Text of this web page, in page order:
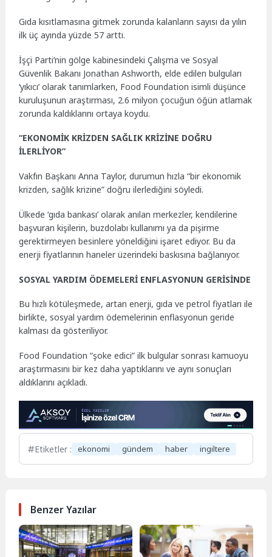
Gıda kısıtlamasına gitmek zorunda kalanların sayısı da yılın
ilk üç ayında yüzde 57 arttı.
İşçi Parti’nin gölge kabinesindeki Çalışma ve Sosyal
Güvenlik Bakanı Jonathan Ashworth, elde edilen bulguları
‘yıkıcı’ olarak tanımlarken, Food Foundation isimli düşünce
kuruluşunun araştırması, 2.6 milyon çocuğun öğün atlamak
zorunda kaldıklarını ortaya koydu.
“EKONOMİK KRİZDEN SAĞLIK KRİZİNE DOĞRU
İLERLİYOR”
Vakfın Başkanı Anna Taylor, durumun hızla “bir ekonomik
krizden, sağlık krizine” doğru ilerlediğini söyledi.
Ülkede ‘gıda bankası’ olarak anılan merkezler, kendilerine
başvuran kişilerin, buzdolabı kullanımı ya da pişirme
gerektirmeyen besinlere yöneldiğini işaret ediyor. Bu da
enerji fiyatlarının haneler üzerindeki baskısına bağlanıyor.
SOSYAL YARDIM ÖDEMELERİ ENFLASYONUN GERİSİNDE
Bu hızlı kötüleşmede, artan enerji, gıda ve petrol fiyatları ile
birlikte, sosyal yardım ödemelerinin enflasyonun geride
kalması da gösteriliyor.
Food Foundation “şoke edici” ilk bulgular sonrası kamuoyu
araştırmasını bir kez daha yaptıklarını ve aynı sonuçları
aldıklarını açıkladı.
Etiketler : ekonomi gündem haber ingiltere
Benzer Yazılar